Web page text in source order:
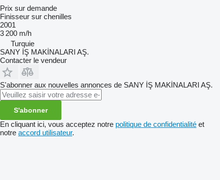
Prix sur demande
Finisseur sur chenilles
2001
3 200 m/h
Turquie
SANY İŞ MAKİNALARI AŞ.
Contacter le vendeur
S'abonner aux nouvelles annonces de SANY İŞ MAKİNALARI AŞ.
S'abonner
En cliquant ici, vous acceptez notre politique de confidentialité et
notre accord utilisateur.